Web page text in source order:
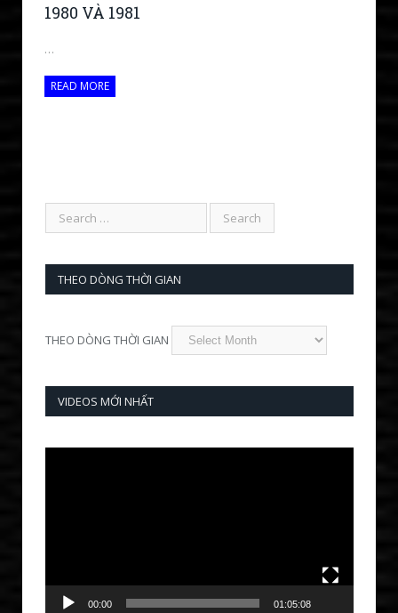
1980 VÀ 1981
…
READ MORE
THEO DÒNG THỜI GIAN
THEO DÒNG THỜI GIAN
VIDEOS MỚI NHẤT
00:00 01:05:08